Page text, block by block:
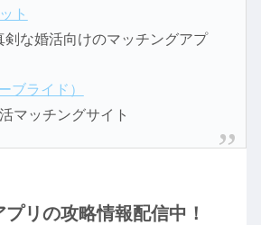
ト
剣な婚活向けのマッチングアプ
ブライド）
マッチングサイト
リの攻略情報配信中！